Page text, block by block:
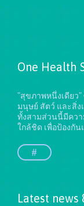
One Health
"สุขภาพหนึ่งเดียว
มนุษย์ สัตว์ และสิ่ง
ทั้งสามส่วนนี้มีควา
ใกล้ชิด เพื่อป้องกั
#
Latest news